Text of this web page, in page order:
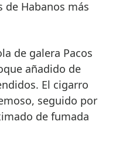
Habanos más
de galera Pacos
añadido de
El cigarro
seguido por
de fumada